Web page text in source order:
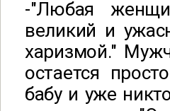
-"Любая
великий и
харизмой."
остается
бабу и уже